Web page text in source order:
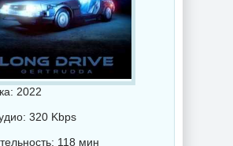
2022
320 Kbps
118 мин